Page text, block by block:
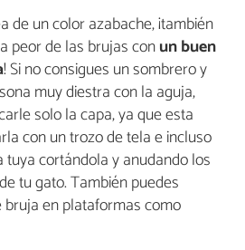
de un color azabache, ¡también
peor de las brujas conun buen
! Si no consigues un sombrero y
muy diestra con la aguja,
solo la capa, ya que esta
con un trozo de tela e incluso
cortándola y anudando los
tu gato. También puedes
en plataformas como